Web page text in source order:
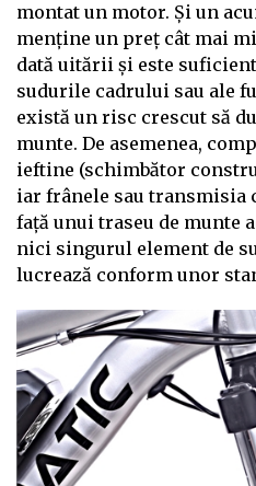
montat un motor. Și un
menține un preț cât mai
dată uitării și este
sudurile cadrului sau ale
există un risc crescut să
munte. De asemenea,
ieftine (schimbător
iar frânele sau transmisia
față unui traseu de munte
nici singurul element de
lucrează conform unor